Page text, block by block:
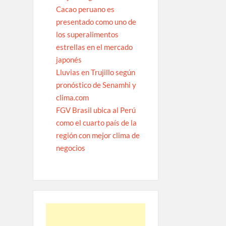
Cacao peruano es
presentado como uno de
los superalimentos
estrellas en el mercado
japonés
Lluvias en Trujillo según
pronóstico de Senamhi y
clima.com
FGV Brasil ubica al Perú
como el cuarto país de la
región con mejor clima de
negocios